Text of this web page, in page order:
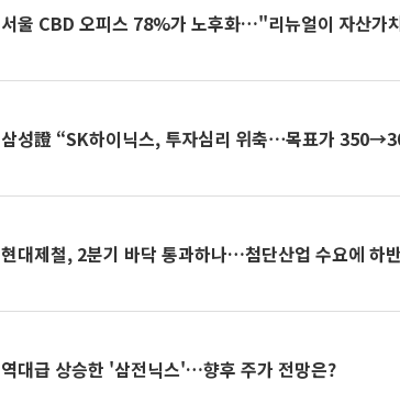
서울 CBD 오피스 78%가 노후화…"리뉴얼이 자산가
삼성證 “SK하이닉스, 투자심리 위축⋯목표가
현대제철, 2분기 바닥 통과하나…첨단산업 수요에 하
역대급 상승한 '삼전닉스'…향후 주가 전망은?